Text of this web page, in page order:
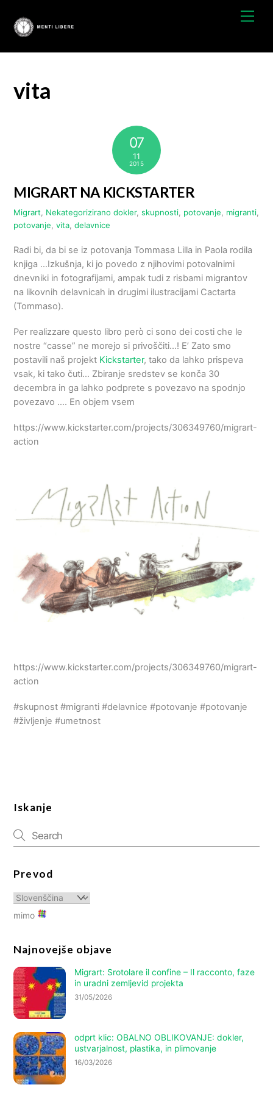
vsebino
vita
07
11
2015
MIGRART NA KICKSTARTER
Migrart Nekategorizirano dokler,skupnosti potovanje migranti
potovanje ,vita ,delavnice
Radi bi, da bi se iz potovanja Tommasa Lilla in Paola rodila
knjiga …Izkušnja, ki jo povedo z njihovimi potovalnimi
dnevniki in fotografijami, ampak tudi z risbami migrantov
na likovnih delavnicah in drugimi ilustracijami Cactarta
(Tommaso).
Per realizzare questo libro però ci sono dei costi che le
nostre “casse” ne morejo si privoščiti...! E’ Zato smo
postavili naš projekt Kickstarter, tako da lahko prispeva
vsak, ki tako čuti… Zbiranje sredstev se konča 30
decembra in ga lahko podprete s povezavo na spodnjo
povezavo …. En objem vsem
https://www.kickstarter.com/projects/306349760/migrart-
action
https://www.kickstarter.com/projects/306349760/migrart-
action
#skupnost #migranti #delavnice #potovanje #potovanje
#življenje #umetnost
Iskanje
Prevod
mimo
Najnovejše objave
Migrart: Srotolare il confine – Il racconto, faze
in uradni zemljevid projekta
31/05/2026
odprt klic: OBALNO OBLIKOVANJE: dokler,
ustvarjalnost, plastika, in plimovanje
16/03/2026